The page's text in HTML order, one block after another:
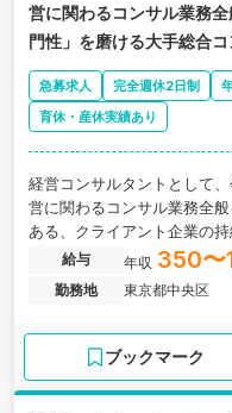
営に関わるコンサル業務
門性」を磨ける大手総合
急募求人 完全週休2日制
育休・産休実績あり
経営コンサルタントとして
営に関わるコンサル業務全
ある、クライアント企業の
を目指すコンサルティング
給与 年収 350〜
勤務地
東京都中央区
ブックマーク